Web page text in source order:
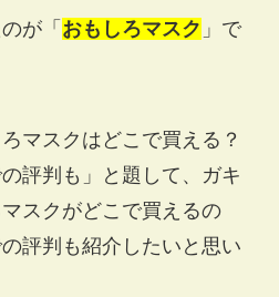
が「 おもしろマスク 」で
マスクはどこで買える？
評判も」と題して、ガキ
スクがどこで買えるの
評判も紹介したいと思い